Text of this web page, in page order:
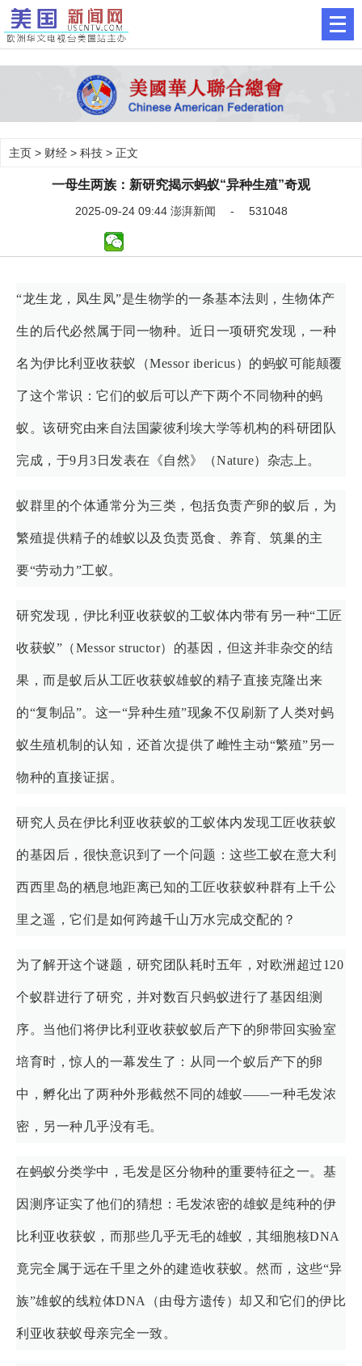
主页 > 财经 > 科技 > 正文
一母生两族：新研究揭示蚂蚁“异种生殖”奇观
2025-09-24 09:44 澎湃新闻 - 531048
“龙生龙，凤生凤”是生物学的一条基本法则，生物体产
生的后代必然属于同一物种。近日一项研究发现，一种
名为伊比利亚收获蚁（Messor ibericus）的蚂蚁可能颠覆
了这个常识：它们的蚁后可以产下两个不同物种的蚂
蚁。该研究由来自法国蒙彼利埃大学等机构的科研团队
完成，于9月3日发表在《自然》（Nature）杂志上。
蚁群里的个体通常分为三类，包括负责产卵的蚁后，为
繁殖提供精子的雄蚁以及负责觅食、养育、筑巢的主
要“劳动力”工蚁。
研究发现，伊比利亚收获蚁的工蚁体内带有另一种“工匠
收获蚁”（Messor structor）的基因，但这并非杂交的结
果，而是蚁后从工匠收获蚁雄蚁的精子直接克隆出来
的“复制品”。这一“异种生殖”现象不仅刷新了人类对蚂
蚁生殖机制的认知，还首次提供了雌性主动“繁殖”另一
物种的直接证据。
研究人员在伊比利亚收获蚁的工蚁体内发现工匠收获蚁
的基因后，很快意识到了一个问题：这些工蚁在意大利
西西里岛的栖息地距离已知的工匠收获蚁种群有上千公
里之遥，它们是如何跨越千山万水完成交配的？
为了解开这个谜题，研究团队耗时五年，对欧洲超过120
个蚁群进行了研究，并对数百只蚂蚁进行了基因组测
序。当他们将伊比利亚收获蚁蚁后产下的卵带回实验室
培育时，惊人的一幕发生了：从同一个蚁后产下的卵
中，孵化出了两种外形截然不同的雄蚁——一种毛发浓
密，另一种几乎没有毛。
在蚂蚁分类学中，毛发是区分物种的重要特征之一。基
因测序证实了他们的猜想：毛发浓密的雄蚁是纯种的伊
比利亚收获蚁，而那些几乎无毛的雄蚁，其细胞核DNA
竟完全属于远在千里之外的建造收获蚁。然而，这些“异
族”雄蚁的线粒体DNA（由母方遗传）却又和它们的伊比
利亚收获蚁母亲完全一致。